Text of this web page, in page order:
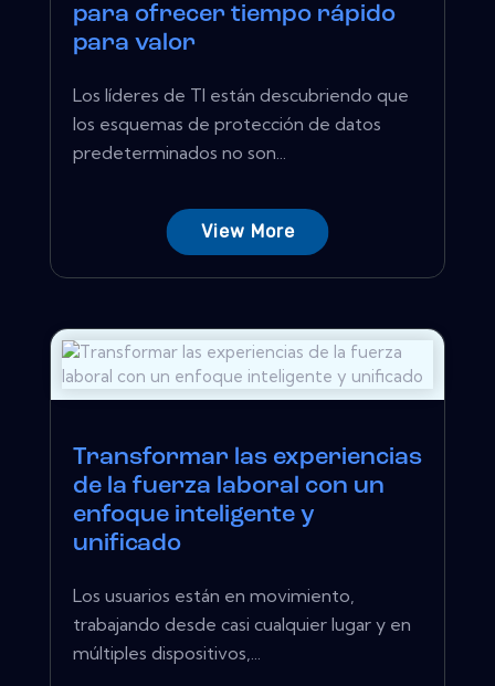
para ofrecer tiempo rápido
para valor
Los líderes de TI están descubriendo que
los esquemas de protección de datos
predeterminados no son...
View More
Transformar las experiencias
de la fuerza laboral con un
enfoque inteligente y
unificado
Los usuarios están en movimiento,
trabajando desde casi cualquier lugar y en
múltiples dispositivos,...